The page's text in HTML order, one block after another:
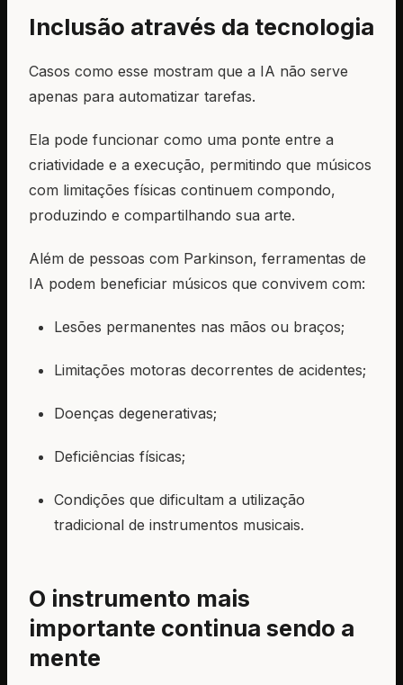
Inclusão através da tecnologia
Casos como esse mostram que a IA não serve
apenas para automatizar tarefas.
Ela pode funcionar como uma ponte entre a
criatividade e a execução, permitindo que músicos
com limitações físicas continuem compondo,
produzindo e compartilhando sua arte.
Além de pessoas com Parkinson, ferramentas de
IA podem beneficiar músicos que convivem com:
Lesões permanentes nas mãos ou braços;
Limitações motoras decorrentes de acidentes;
Doenças degenerativas;
Deficiências físicas;
Condições que dificultam a utilização
tradicional de instrumentos musicais.
O instrumento mais
importante continua sendo a
mente